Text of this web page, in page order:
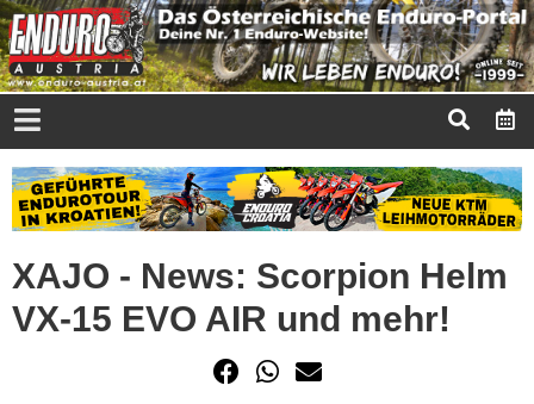
XAJO - News: Scorpion Helm
VX-15 EVO AIR und mehr!